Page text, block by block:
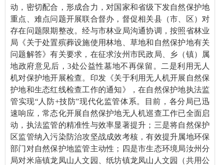
动，密切配合，形成合力，对国家和省级下发自然保护地
重点、难点问题开展联合督办，督促相关县（市、区）对
存在问题限期整改。经与市林业局沟通协调，按照省林业
局《关于处置殡葬设施使用林地、草地和自然保护地有关
问题解答》有关要求，在征求汝州市民政局、乡（镇）属
地政府意见后，3处公益性墓地不再保留。二是利用无人
机对保护地开展检查。印发《关于利用无人机开展自然保
护地和生态红线检查工作的通知》，在自然保护地执法监
管实现“人防+技防”现代化监管体系。目前，各分局已迅
速响应，常态化开展自然保护地无人机巡查工作已全面启
动，执法监管的精准性与效率显著提升；三是将自然保护
区监管纳入污染防治攻坚战成效考核，有效提升属地环保
部门对自然保护地监管主动性；四是市生态环境局汝州分
局对米庙镇龙凤山人文园、纸坊镇龙凤山人文园（共用公